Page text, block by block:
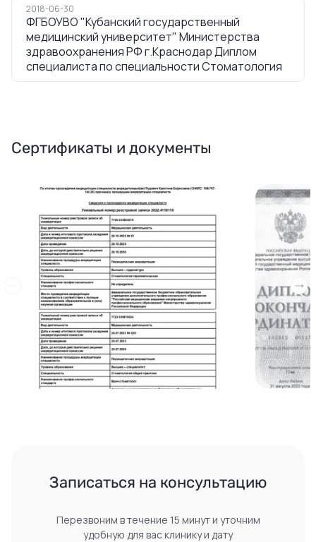
2018-06-30
ФГБОУВО "Кубанский государственный
медицинский университет" Министерства
здравоохранения РФ г.Краснодар Диплом
специалиста по специальности Стоматология
Сертификаты и документы
Записаться на консультацию
Перезвоним в течение 15 минут и уточним
удобную для вас клинику и дату